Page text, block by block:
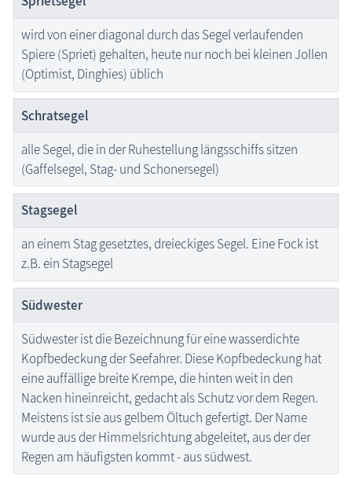
wird von einer diagonal durch das Segel verlaufenden
Spiere (Spriet) gehalten, heute nur noch bei kleinen Jollen
(Optimist, Dinghies) üblich
Schratsegel
alle Segel, die in der Ruhestellung längsschiffs sitzen
(Gaffelsegel, Stag- und Schonersegel)
Stagsegel
an einem Stag gesetztes, dreieckiges Segel. Eine Fock ist
z.B. ein Stagsegel
Südwester
Südwester ist die Bezeichnung für eine wasserdichte
Kopfbedeckung der Seefahrer. Diese Kopfbedeckung hat
eine auffällige breite Krempe, die hinten weit in den
Nacken hineinreicht, gedacht als Schutz vor dem Regen.
Meistens ist sie aus gelbem Öltuch gefertigt. Der Name
wurde aus der Himmelsrichtung abgeleitet, aus der der
Regen am häufigsten kommt - aus südwest.